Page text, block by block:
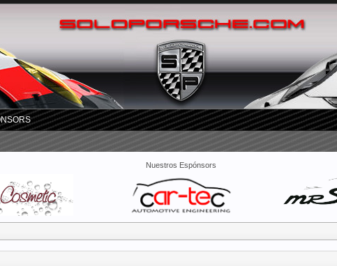
Nuestros Espónsors